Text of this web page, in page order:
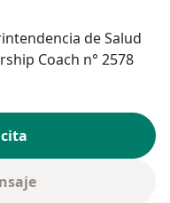
de Salud
Coach n° 2578